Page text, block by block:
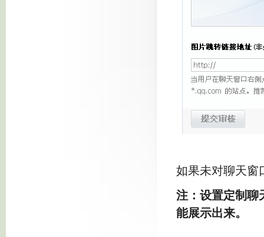
如果未对聊天窗
注：设置定制聊
能展示出来。